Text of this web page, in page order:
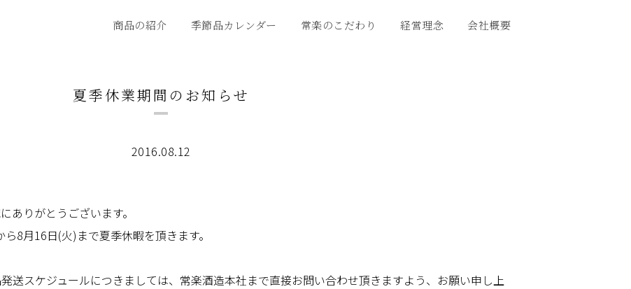
商品の紹介 季節品カレンダー 常楽のこだわり 経営理念 会社概要
夏季休業期間のお知らせ
2016.08.12
ありがとうございます。
8月16日(火)まで夏季休暇を頂きます。
送スケジュールにつきましては、常楽酒造本社まで直接お問い合わせ頂きますよう、お願い申し上